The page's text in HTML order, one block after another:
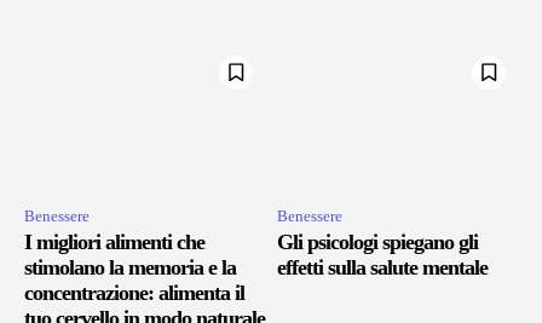
Benessere
I migliori alimenti che
stimolano la memoria e la
concentrazione: alimenta il
Benessere
Gli psicologi spiegano gli
effetti sulla salute mentale